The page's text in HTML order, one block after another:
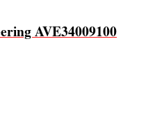
AVE34009100